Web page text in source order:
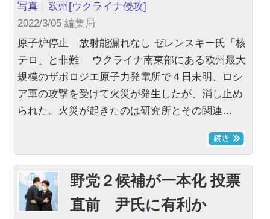
写真 ｜ 欧州 [ウクライナ侵攻]
2022/3/05 編集局
原子炉停止 放射能漏れなし ゼレンスキー氏「核
テロ」と非難 ウクライナ南東部にある欧州最大
規模のザポロジエ原子力発電所で４日未明、ロシ
ア軍の攻撃を受けて火災が発生したが、消し止め
られた。火災が起きたのは研究所とその関連…
野党２候補が一本化 投票
直前 尹氏に有利か